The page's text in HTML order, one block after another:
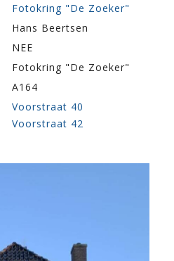
Fotokring "De Zoeker"
Hans Beertsen
NEE
Fotokring "De Zoeker"
A164
Voorstraat 40
Voorstraat 42